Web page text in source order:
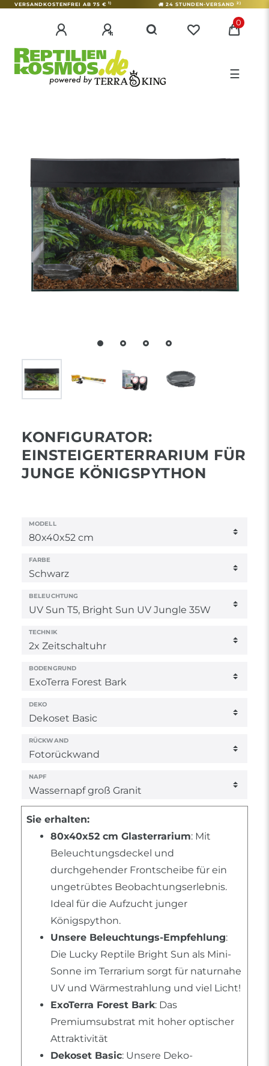
VERSANDKOSTENFREI AB 75 € 1) 24 STUNDEN-VERSAND 2)
0
☰
KONFIGURATOR:
EINSTEIGERTERRARIUM FÜR
JUNGE KÖNIGSPYTHON
MODELL
FARBE
BELEUCHTUNG
TECHNIK
BODENGRUND
DEKO
RÜCKWAND
NAPF
Sie erhalten:
80x40x52 cm Glasterrarium: Mit
Beleuchtungsdeckel und
durchgehender Frontscheibe für ein
ungetrübtes Beobachtungserlebnis.
Ideal für die Aufzucht junger
Königspython.
Unsere Beleuchtungs-Empfehlung:
Die Lucky Reptile Bright Sun als Mini-
Sonne im Terrarium sorgt für naturnahe
UV und Wärmestrahlung und viel Licht!
ExoTerra Forest Bark: Das
Premiumsubstrat mit hoher optischer
Attraktivität
Dekoset Basic: Unsere Deko-